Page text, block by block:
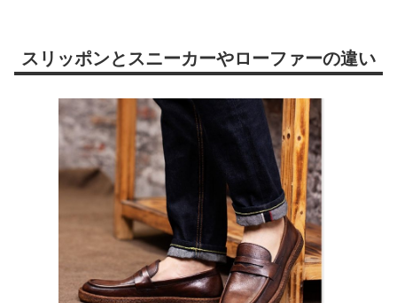
スリッポンとスニーカーやローファーの違い